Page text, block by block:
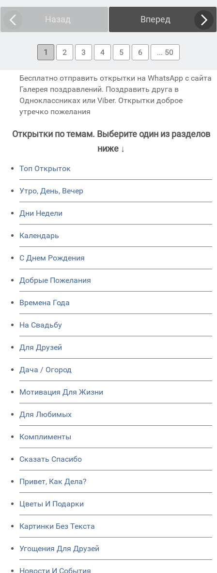
Назад Вперед
1 2 3 4 5 6 ... 50
Бесплатно отправить открытки на WhatsApp с сайта
Галерея поздравлений. Поздравить друга в
Одноклассниках или Viber. Открытки доброе
утречко пожелания
Открытки по темам. Выберите один из разделов
ниже ↓
Топ Открыток
Утро, День, Вечер
Дни Недели
Календарь
C Днем Рождения
Добрые Пожелания
Времена Года
На Свадьбу
Для Друзей
Дача / Огород
Мотивация Для Жизни
Для Любимых
Комплименты
Сказать Спасибо
Привет, Как Дела?
Цветы И Подарки
Картинки Без Текста
Угощения Для Друзей
Новости И События